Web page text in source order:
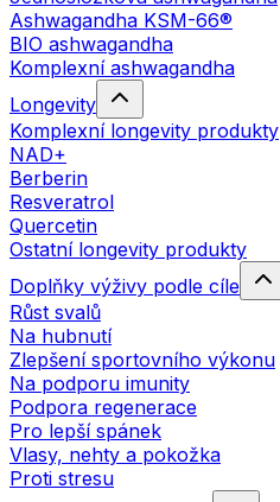
Ashwagandha KSM-66®
BIO ashwagandha
Komplexní ashwagandha
Longevity
Komplexní longevity produkty
NAD+
Berberin
Resveratrol
Quercetin
Ostatní longevity produkty
Doplňky výživy podle cíle
Růst svalů
Na hubnutí
Zlepšení sportovního výkonu
Na podporu imunity
Podpora regenerace
Pro lepší spánek
Vlasy, nehty a pokožka
Proti stresu